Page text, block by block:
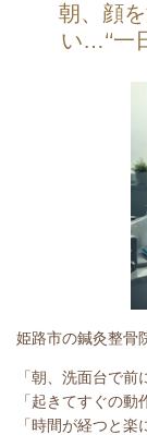
朝、顔
い…“一
姫路市の鍼灸整骨
「朝、洗面台で前
「起きてすぐの動
「時間が経つと楽